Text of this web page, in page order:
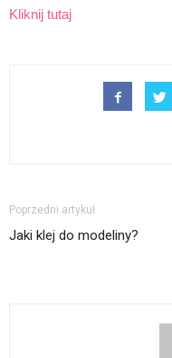
Kliknij tutaj
Poprzedni artykuł
Jaki klej do modeliny?